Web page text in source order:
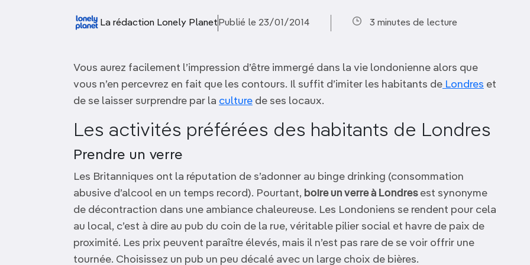
TOP VILLES
La rédaction Lonely Planet Publié le 23/01/2014 3 minutes de lecture
Vous aurez facilement l’impression d’être immergé dans la vie londonienne alors que
vous n’en percevrez en fait que les contours. Il suffit d’imiter les habitants de Londres et
de se laisser surprendre par la culture de ses locaux.
Les activités préférées des habitants de Londres
Prendre un verre
Les Britanniques ont la réputation de s’adonner au binge drinking (consommation
abusive d’alcool en un temps record). Pourtant, boire un verre à Londres est synonyme
de décontraction dans une ambiance chaleureuse. Les Londoniens se rendent pour cela
au local, c’est à dire au pub du coin de la rue, véritable pilier social et havre de paix de
proximité. Les prix peuvent paraître élevés, mais il n’est pas rare de se voir offrir une
tournée. Choisissez un pub un peu décalé avec un large choix de bières.